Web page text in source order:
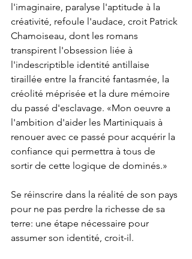
l'imaginaire, paralyse l'aptitude à la
créativité, refoule l'audace, croit Patrick
Chamoiseau, dont les romans
transpirent l'obsession liée à
l'indescriptible identité antillaise
tiraillée entre la francité fantasmée, la
créolité méprisée et la dure mémoire
du passé d'esclavage. «Mon oeuvre a
l'ambition d'aider les Martiniquais à
renouer avec ce passé pour acquérir la
confiance qui permettra à tous de
sortir de cette logique de dominés.»
Se réinscrire dans la réalité de son pays
pour ne pas perdre la richesse de sa
terre: une étape nécessaire pour
assumer son identité, croit-il.